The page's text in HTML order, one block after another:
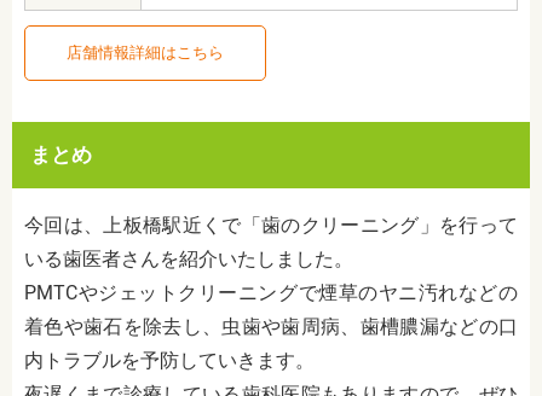
店舗情報詳細はこちら
まとめ
今回は、上板橋駅近くで「歯のクリーニング」を行って
いる歯医者さんを紹介いたしました。
PMTCやジェットクリーニングで煙草のヤニ汚れなどの
着色や歯石を除去し、虫歯や歯周病、歯槽膿漏などの口
内トラブルを予防していきます。